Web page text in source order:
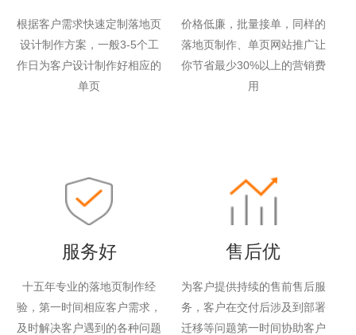
根据客户需求快速定制落地页
设计制作方案，一般3-5个工
作日为客户设计制作好相应的
单页
价格低廉，批量接单，同样的
落地页制作、单页网站推广让
你节省最少30%以上的营销费
用
服务好
十五年专业的落地页制作经
验，第一时间相应客户需求，
及时解决客户遇到的各种问题
售后优
为客户提供持续的售前售后服
务，客户在交付后涉及到部署
迁移等问题第一时间协助客户